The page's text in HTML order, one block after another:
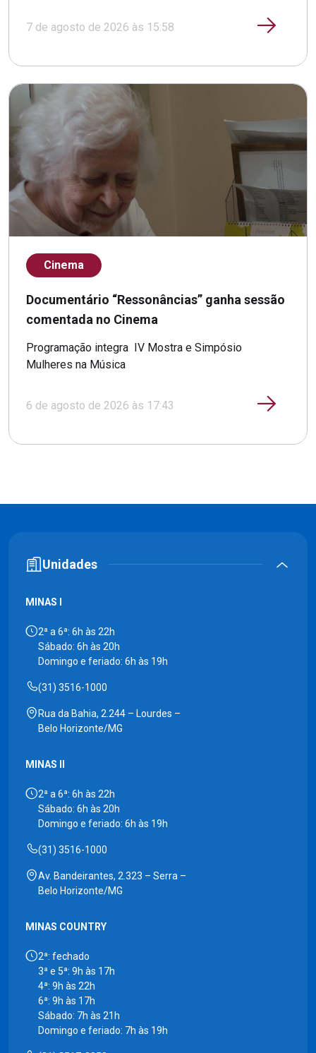
7 de agosto de 2026 às 15:58
Cinema
Documentário “Ressonâncias” ganha sessão
comentada no Cinema
Programação integra IV Mostra e Simpósio
Mulheres na Música
6 de agosto de 2026 às 17:43
Unidades
MINAS I
2ª a 6ª: 6h às 22h
Sábado: 6h às 20h
Domingo e feriado: 6h às 19h
(31) 3516-1000
Rua da Bahia, 2.244 – Lourdes –
Belo Horizonte/MG
MINAS II
2ª a 6ª: 6h às 22h
Sábado: 6h às 20h
Domingo e feriado: 6h às 19h
(31) 3516-1000
Av. Bandeirantes, 2.323 – Serra –
Belo Horizonte/MG
MINAS COUNTRY
2ª: fechado
3ª e 5ª: 9h às 17h
4ª: 9h às 22h
6ª: 9h às 17h
Sábado: 7h às 21h
Domingo e feriado: 7h às 19h